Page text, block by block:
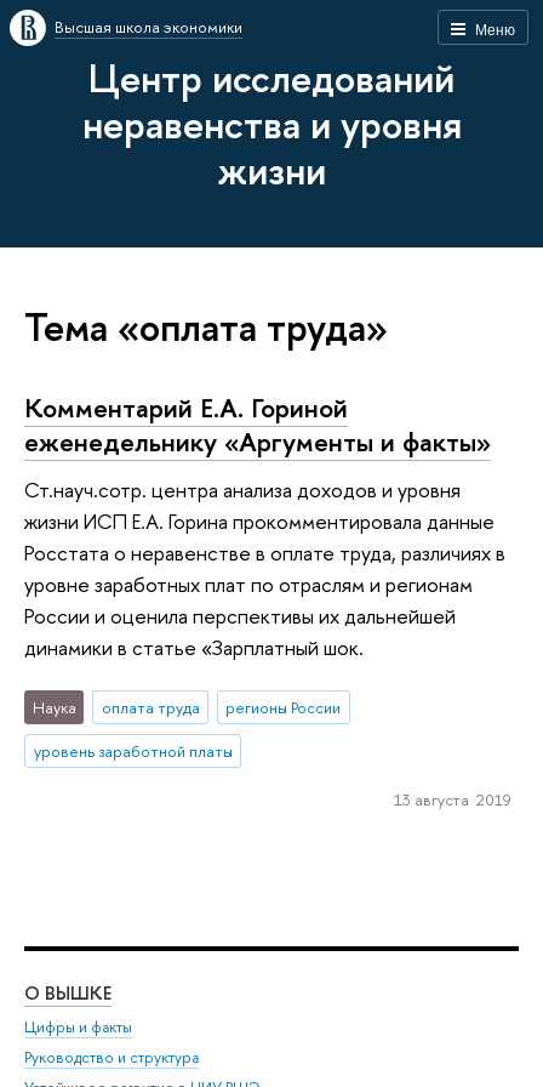
Меню
Высшая школа экономики
Центр исследований
неравенства и уровня
жизни
Тема «оплата труда»
Комментарий Е.А. Гориной
еженедельнику «Аргументы и факты»
Ст.науч.сотр. центра анализа доходов и уровня
жизни ИСП Е.А. Горина прокомментировала данные
Росстата о неравенстве в оплате труда, различиях в
уровне заработных плат по отраслям и регионам
России и оценила перспективы их дальнейшей
динамики в статье «Зарплатный шок.
Наука оплата труда
регионы России
уровень заработной платы
13 августа 2019
О ВЫШКЕ
Цифры и факты
Руководство и структура